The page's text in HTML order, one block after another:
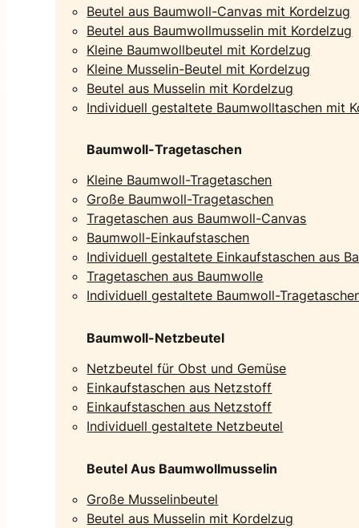
Beutel aus Baumwoll-Canvas mit Kordelzug
Beutel aus Baumwollmusselin mit Kordelzug
Kleine Baumwollbeutel mit Kordelzug
Kleine Musselin-Beutel mit Kordelzug
Beutel aus Musselin mit Kordelzug
Individuell gestaltete Baumwolltaschen mit
Baumwoll-Tragetaschen
Kleine Baumwoll-Tragetaschen
Große Baumwoll-Tragetaschen
Tragetaschen aus Baumwoll-Canvas
Baumwoll-Einkaufstaschen
Individuell gestaltete Einkaufstaschen aus
Tragetaschen aus Baumwolle
Individuell gestaltete Baumwoll-
Baumwoll-Netzbeutel
Netzbeutel für Obst und Gemüse
Einkaufstaschen aus Netzstoff
Einkaufstaschen aus Netzstoff
Individuell gestaltete Netzbeutel
Beutel Aus Baumwollmusselin
Große Musselinbeutel
Beutel aus Musselin mit Kordelzug